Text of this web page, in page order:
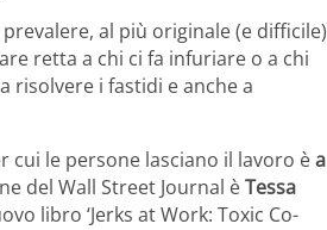
al più originale (e difficile)
retta a chi ci fa infuriare o a chi
risolvere i fastidi e anche a
cui le persone lasciano il lavoro èa
del Wall Street Journal èTessa
libro ‘Jerks at Work: Toxic Co-